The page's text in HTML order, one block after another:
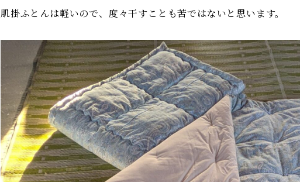
肌掛ふとんは軽いので、度々干すことも苦ではないと思います。